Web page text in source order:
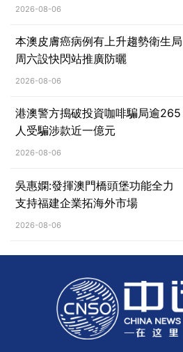
2026-08-06
本澳皮膚癌病例有上升趨勢衛生局
周六設快閃站推廣防曬
2026-08-06
港澳警方搗破投資咖啡騙局逾265
人受騙涉款近一億元
2026-08-06
吳惠嫻:發揮澳門橋頭堡功能全力
支持福建企業拓海外市場
2026-08-06